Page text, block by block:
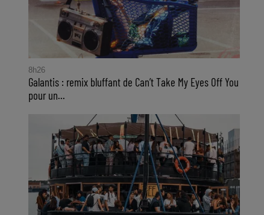
8h26
Galantis : remix bluffant de Can’t Take My Eyes Off You
pour un...